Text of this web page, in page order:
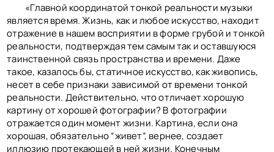
«Главной координатой тонкой реальности музыки
является время. Жизнь, как и любое искусство, находит
отражение в нашем восприятии в форме грубой и тонкой
реальности, подтверждая тем самым так и оставшуюся
таинственной связь пространства и времени. Даже
такое, казалось бы, статичное искусство, как живопись,
несет в себе признаки зависимой от времени тонкой
реальности. Действительно, что отличает хорошую
картину от хорошей фотографии? В фотографии
отражается один момент жизни. Картина, если она
хорошая, обязательно “живет”, вернее, создает
иллюзию протекающей в ней жизни. Конечным